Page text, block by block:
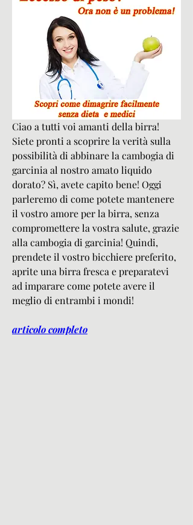
Ciao a tutti voi amanti della birra!
Siete pronti a scoprire la verità sulla
possibilità di abbinare la cambogia di
garcinia al nostro amato liquido
dorato? Sì, avete capito bene! Oggi
parleremo di come potete mantenere
il vostro amore per la birra, senza
compromettere la vostra salute, grazie
alla cambogia di garcinia! Quindi,
prendete il vostro bicchiere preferito,
aprite una birra fresca e preparatevi
ad imparare come potete avere il
meglio di entrambi i mondi!
articolo completo